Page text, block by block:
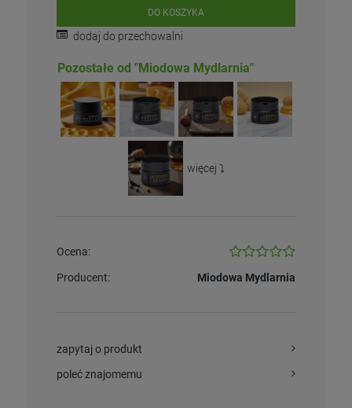
DO KOSZYKA
dodaj do przechowalni
Pozostałe od "Miodowa Mydlarnia"
więcej ⤵️
Ocena:
Producent: Miodowa Mydlarnia
zapytaj o produkt
poleć znajomemu